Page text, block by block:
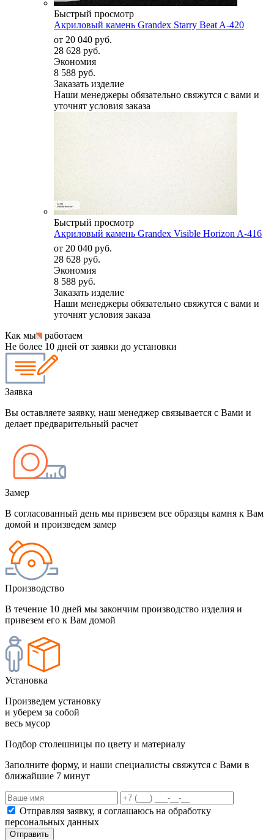
Быстрый просмотр
Акриловый камень Grandex Starry Beat A-420
от 20 040 руб.
28 628 руб.
Экономия
8 588 руб.
Заказать изделие
Наши менеджеры обязательно свяжутся с вами и
уточнят условия заказа
Быстрый просмотр
Акриловый камень Grandex Visible Horizon A-416
от 20 040 руб.
28 628 руб.
Экономия
8 588 руб.
Заказать изделие
Наши менеджеры обязательно свяжутся с вами и
уточнят условия заказа
Как мы
работаем
Не более 10 дней от заявки до установки
Заявка
Вы оставляете заявку, наш менеджер связывается с Вами и
делает предварительный расчет
Замер
В согласованный день мы привезем все образцы камня к Вам
домой и произведем замер
Производство
В течение 10 дней мы закончим производство изделия и
привезем его к Вам домой
Установка
Произведем установку
и уберем за собой
весь мусор
Подбор столешницы по цвету и материалу
Заполните форму, и наши специалисты свяжутся с Вами в
ближайшие 7 минут
Отправляя заявку, я соглашаюсь на обработку
персональных данных
Отправить